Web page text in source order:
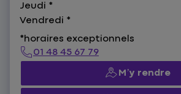
Jeudi *
Vendredi *
*horaires exceptionnels
01 48 45 67 79
M’y rendre